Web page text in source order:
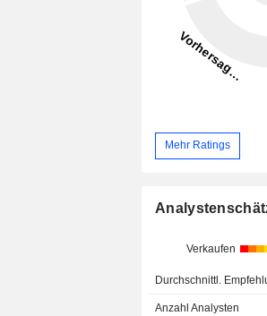
Mehr Ratings
Verkaufen
Durchschnittl.
Anzahl Analysten